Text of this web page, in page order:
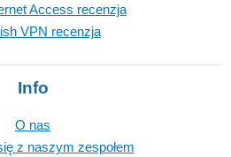
Access recenzja
VPN recenzja
Info
O nas
z naszym zespołem